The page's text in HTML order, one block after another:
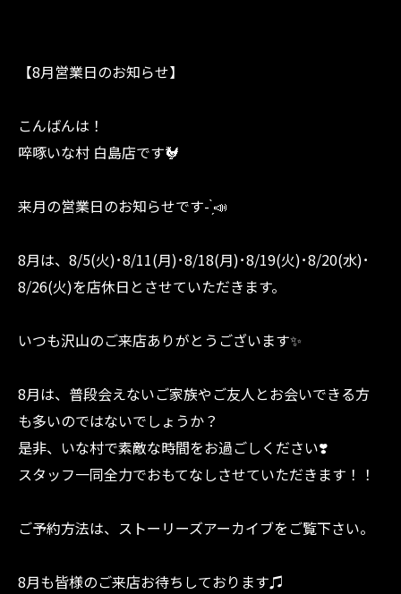
【8月営業日のお知らせ】
こんばんは！
啐啄いな村 白島店です🐓
来月の営業日のお知らせです- ̗̀📣
8月は、8/5(火)･8/11(月)･8/18(月)･8/19(火)･8/20(水)･
8/26(火)を店休日とさせていただきます。
いつも沢山のご来店ありがとうございます✨️
8月は、普段会えないご家族やご友人とお会いできる方
も多いのではないでしょうか？
是非、いな村で素敵な時間をお過ごしください❣️
スタッフ一同全力でおもてなしさせていただきます！！
ご予約方法は、ストーリーズアーカイブをご覧下さい。
8月も皆様のご来店お待ちしております♫